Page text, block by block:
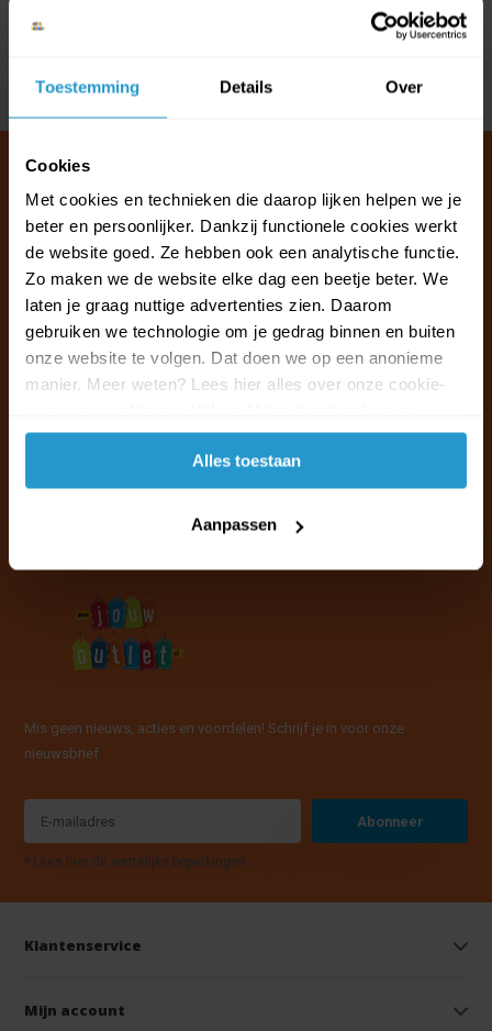
Toestemming Details Over
Cookies
Met cookies en technieken die daarop lijken helpen we je
beter en persoonlijker. Dankzij functionele cookies werkt
de website goed. Ze hebben ook een analytische functie.
Zo maken we de website elke dag een beetje beter. We
laten je graag nuttige advertenties zien. Daarom
gebruiken we technologie om je gedrag binnen en buiten
onze website te volgen. Dat doen we op een anonieme
manier. Meer weten? Lees hier alles over onze cookie-
accepteren.
Alles toestaan
Aanpassen
Reviews
Delen
Klantenservice & FAQ
Wij staan voor u klaar.
Ma t/m vr van 09:30 - 16:00 telefonisch
+31 (0)13 785 62 41
Mis geen nieuws, acties en voordelen! Schrijf je in voor onze
nieuwsbrief
Abonneer
* Lees hier de wettelijke beperkingen
Klantenservice
Mijn account